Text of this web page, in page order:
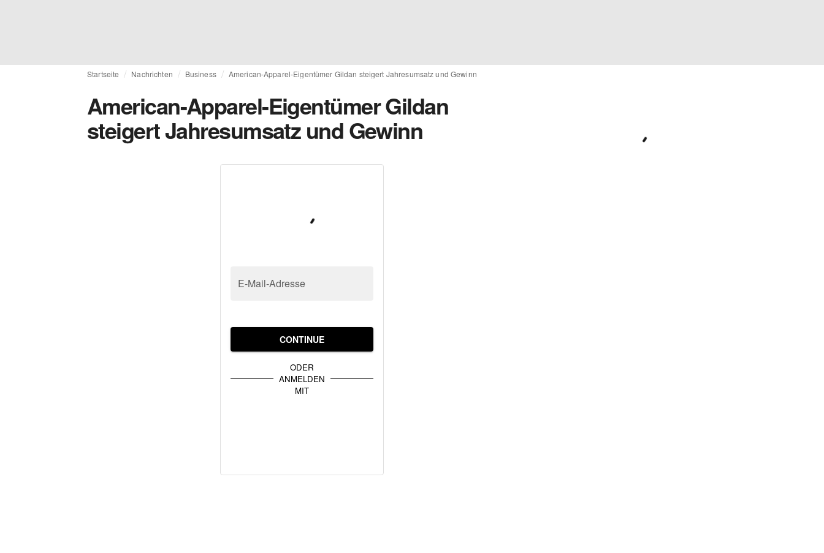
Startseite Nachrichten Business American-Apparel-Eigentümer Gildan steigert Jahresumsatz und Gewinn
American-Apparel-Eigentümer Gildan
steigert Jahresumsatz und Gewinn
E-Mail-Adresse
CONTINUE
ODER
ANMELDEN
MIT